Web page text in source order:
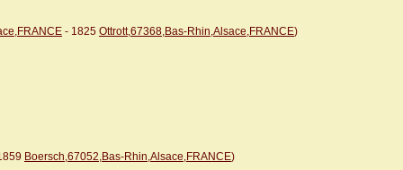
- 1825 Ottrott,67368,Bas-Rhin,Alsace,FRANCE)
Boersch,67052,Bas-Rhin,Alsace,FRANCE)